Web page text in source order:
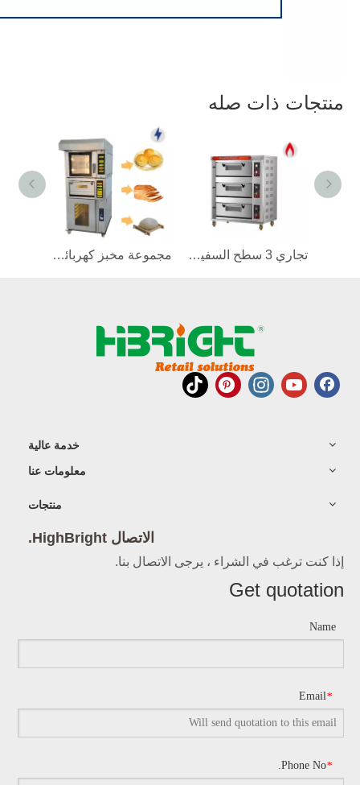
منتجات ذات صله
مجموعة مخبز كهربائية تجارية فرن تجاري 3 سطح السفينة غاز الأوتوماتيكي فرن
خدمة عالية
معلومات عنا
منتجات
الاتصال HighBright.
إذا كنت ترغب في الشراء ، يرجى الاتصال بنا.
Get quotation
Name
*
Email
*
Phone No.